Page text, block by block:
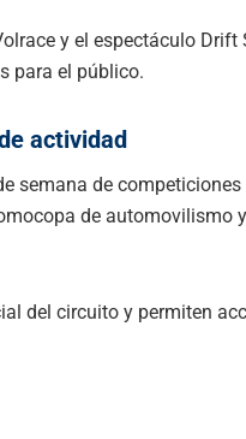
y el espectáculo
para el público.
actividad
semana de
de automovilismo
del circuito y permiten